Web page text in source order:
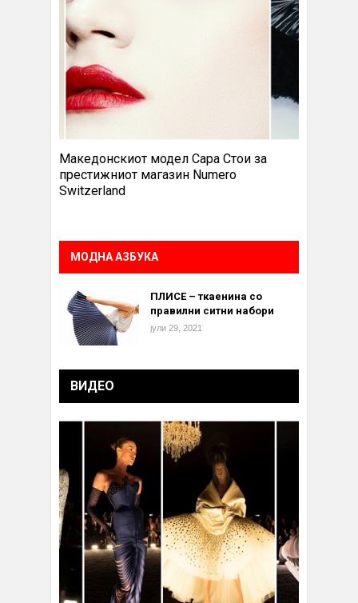
Македонскиот модел Сара Стои за
престижниот магазин Numero
Switzerland
МОДНА АЗБУКА
ПЛИСЕ – ткаенина со
правилни ситни набори
јули 29, 2021
ВИДЕО